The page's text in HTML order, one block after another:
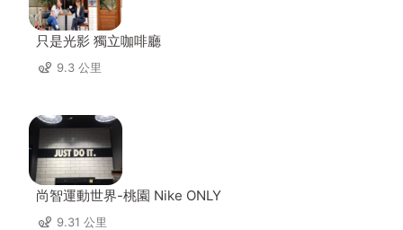
只是光影 獨立咖啡廳
9.3 公里
尚智運動世界-桃園 Nike ONLY
9.31 公里